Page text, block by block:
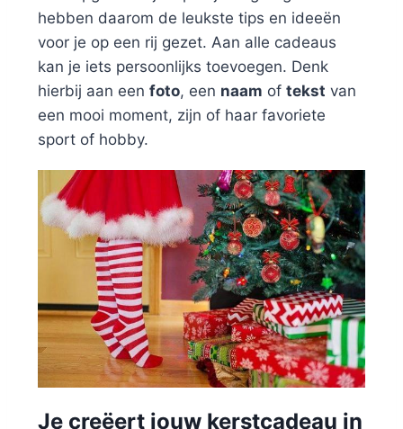
hebben daarom de leukste tips en ideeën
voor je op een rij gezet. Aan alle cadeaus
kan je iets persoonlijks toevoegen. Denk
hierbij aan een foto, een naam of tekst van
een mooi moment, zijn of haar favoriete
sport of hobby.
Je creëert jouw kerstcadeau in